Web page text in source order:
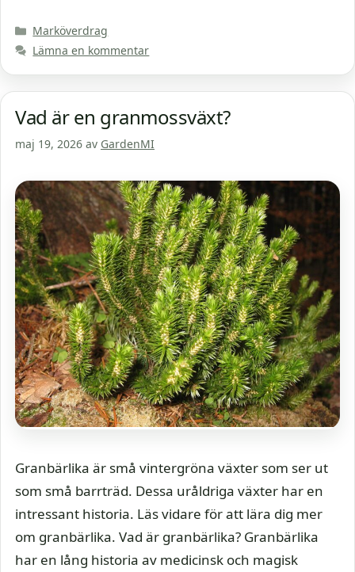
Kategorier
Marköverdrag
Lämna en kommentar
Vad är en granmossväxt?
maj 19, 2026 av GardenMI
Granbärlika är små vintergröna växter som ser ut
som små barrträd. Dessa uråldriga växter har en
intressant historia. Läs vidare för att lära dig mer
om granbärlika. Vad är granbärlika? Granbärlika
har en lång historia av medicinsk och magisk